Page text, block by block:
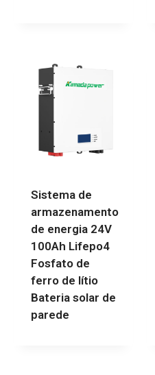
Sistema de
armazenamento
de energia 24V
100Ah Lifepo4
Fosfato de
ferro de lítio
Bateria solar de
parede